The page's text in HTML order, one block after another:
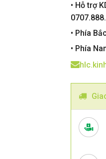
• Hỗ trợ
• Phía
• Phía